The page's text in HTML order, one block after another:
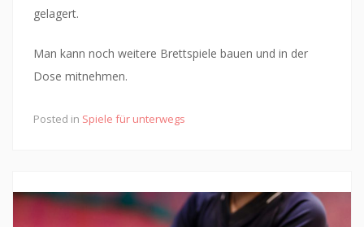
gelagert.
Man kann noch weitere Brettspiele bauen und in der
Dose mitnehmen.
Posted in Spiele für unterwegs